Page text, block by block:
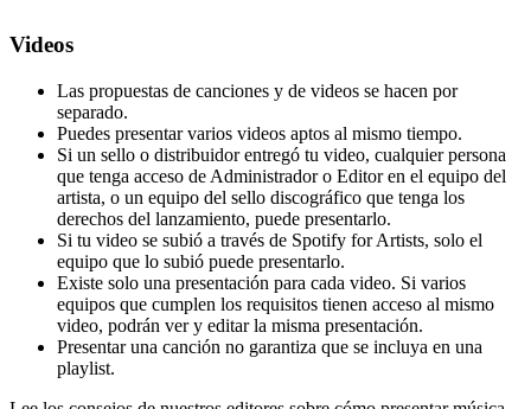
Videos
Las propuestas de canciones y de videos se hacen por
separado.
Puedes presentar varios videos aptos al mismo tiempo.
Si un sello o distribuidor entregó tu video, cualquier persona
que tenga acceso de Administrador o Editor en el equipo del
artista, o un equipo del sello discográfico que tenga los
derechos del lanzamiento, puede presentarlo.
Si tu video se subió a través de Spotify for Artists, solo el
equipo que lo subió puede presentarlo.
Existe solo una presentación para cada video. Si varios
equipos que cumplen los requisitos tienen acceso al mismo
video, podrán ver y editar la misma presentación.
Presentar una canción no garantiza que se incluya en una
playlist.